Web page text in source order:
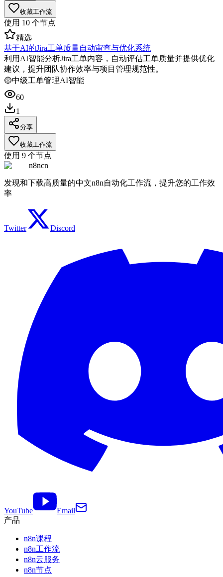
收藏工作流
使用 10 个节点
精选
基于AI的Jira工单质量自动审查与优化系统
利用AI智能分析Jira工单内容，自动评估工单质量并提供优化
建议，提升团队协作效率与项目管理规范性。
🟡中级工单管理AI智能
60
1
分享
收藏工作流
使用 9 个节点
n8ncn
发现和下载高质量的中文n8n自动化工作流，提升您的工作效
率
Twitter Discord
YouTube
Email
产品
n8n课程
n8n工作流
n8n云服务
n8n节点